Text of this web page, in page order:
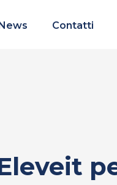
Contatti